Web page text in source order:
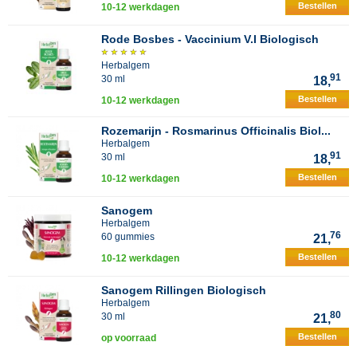
10-12 werkdagen Bestellen
Rode Bosbes - Vaccinium V.I Biologisch
Herbalgem
30 ml
18,91
10-12 werkdagen Bestellen
Rozemarijn - Rosmarinus Officinalis Biol...
Herbalgem
30 ml
18,91
10-12 werkdagen Bestellen
Sanogem
Herbalgem
60 gummies
21,76
10-12 werkdagen Bestellen
Sanogem Rillingen Biologisch
Herbalgem
30 ml
21,80
op voorraad Bestellen